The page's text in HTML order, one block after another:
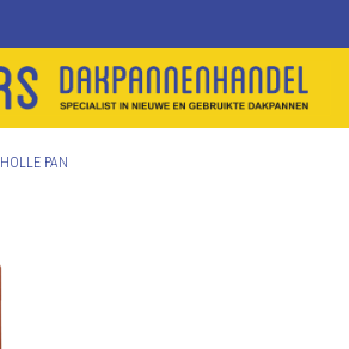
HOLLE PAN